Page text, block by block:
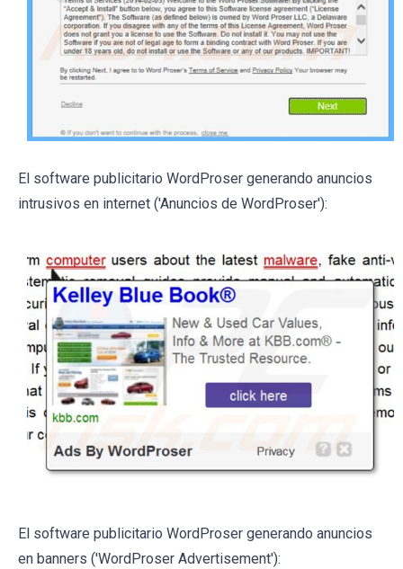
El software publicitario WordProser generando anuncios
intrusivos en internet ('Anuncios de WordProser'):
El software publicitario WordProser generando anuncios
en banners ('WordProser Advertisement'):